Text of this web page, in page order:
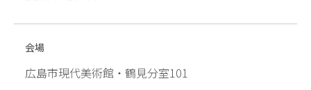
会場
広島市現代美術館・鶴見分室101